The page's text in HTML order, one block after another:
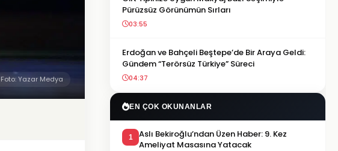
Foto: Yazar Medya
Pürüzsüz Görünümün Sırları
03:55
Erdoğan ve Bahçeli Beştepe’de Bir Araya Geldi:
Gündem “Terörsüz Türkiye” Süreci
04:37
EN ÇOK OKUNANLAR
1
Aslı Bekiroğlu’ndan Üzen Haber: 9. Kez
Ameliyat Masasına Yatacak